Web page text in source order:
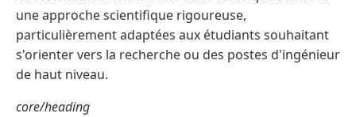
une approche scientifique rigoureuse,
particulièrement adaptées aux étudiants souhaitant
s'orienter vers la recherche ou des postes d'ingénieur
de haut niveau.
core/heading